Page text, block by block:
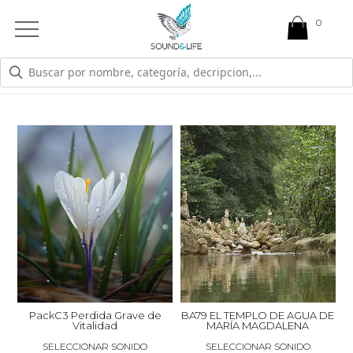
Open
MenuATENCIÓN - CONCENTRACIÓN - ESTUDIO
PackC3 Perdida Grave de
Vitalidad
SELECCIONAR SONIDO
BA79 EL TEMPLO DE AGUA DE
MARÍA MAGDALENA
SELECCIONAR SONIDO
0